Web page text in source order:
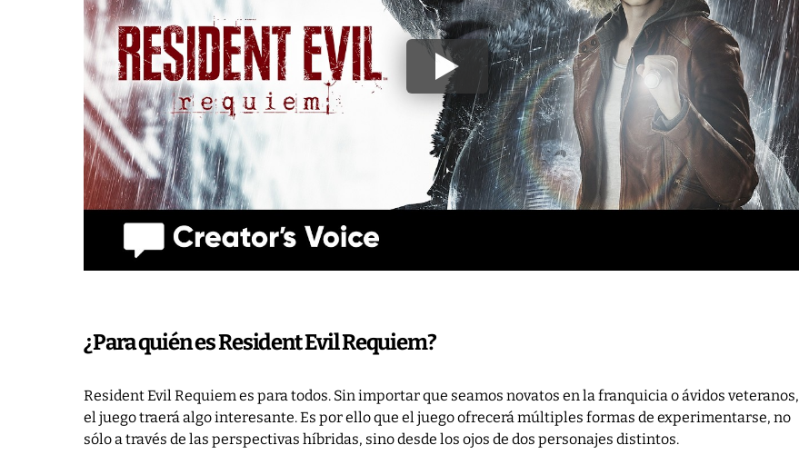
¿Para quién es Resident Evil Requiem?
Resident Evil Requiem es para todos. Sin importar que seamos novatos en la franquicia o ávidos veteranos,
el juego traerá algo interesante. Es por ello que el juego ofrecerá múltiples formas de experimentarse, no
sólo a través de las perspectivas híbridas, sino desde los ojos de dos personajes distintos.